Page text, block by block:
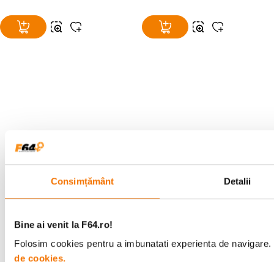
Consimțământ Detalii
Bine ai venit la F64.ro!
Folosim cookies pentru a imbunatati experienta de
de cookies.
pentru tine.
Consultanta